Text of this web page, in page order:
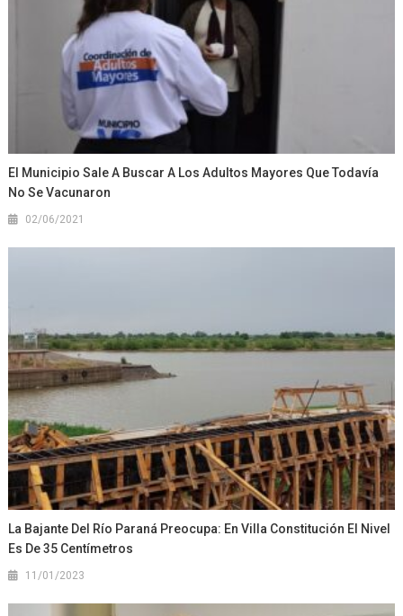
El Municipio Sale A Buscar A Los Adultos Mayores Que Todavía
No Se Vacunaron
02/06/2021
La Bajante Del Río Paraná Preocupa: En Villa Constitución El Nivel
Es De 35 Centímetros
11/01/2023